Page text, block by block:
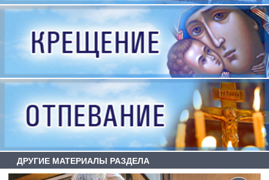
ДРУГИЕ МАТЕРИАЛЫ РАЗДЕЛА